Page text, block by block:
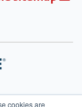
cookies are